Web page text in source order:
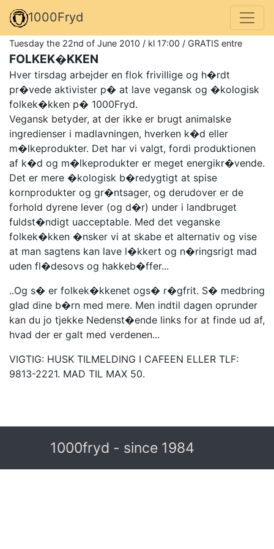
1000Fryd
Tuesday the 22nd of June 2010 / kl 17:00 / GRATIS entre
FOLKEK�KKEN
Hver tirsdag arbejder en flok frivillige og h�rdt
pr�vede aktivister p� at lave vegansk og �kologisk
folkek�kken p� 1000Fryd.
Vegansk betyder, at der ikke er brugt animalske
ingredienser i madlavningen, hverken k�d eller
m�lkeprodukter. Det har vi valgt, fordi produktionen
af k�d og m�lkeprodukter er meget energikr�vende.
Det er mere �kologisk b�redygtigt at spise
kornprodukter og gr�ntsager, og derudover er de
forhold dyrene lever (og d�r) under i landbruget
fuldst�ndigt uacceptable. Med det veganske
folkek�kken �nsker vi at skabe et alternativ og vise
at man sagtens kan lave l�kkert og n�ringsrigt mad
uden fl�desovs og hakkeb�ffer...
..Og s� er folkek�kkenet ogs� r�gfrit. S� medbring
glad dine b�rn med mere. Men indtil dagen oprunder
kan du jo tjekke Nedenst�ende links for at finde ud af,
hvad der er galt med verdenen...
VIGTIG: HUSK TILMELDING I CAFEEN ELLER TLF:
9813-2221. MAD TIL MAX 50.
1000fryd - since 1984